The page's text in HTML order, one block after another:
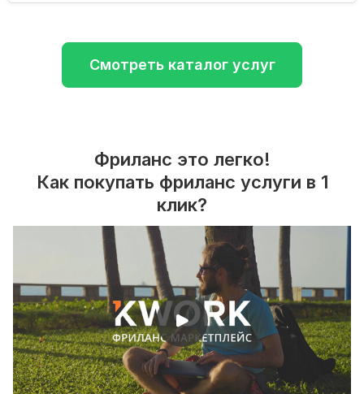
Смотреть каталог услуг
Фриланс это легко!
Как покупать фриланс услуги в 1
клик?